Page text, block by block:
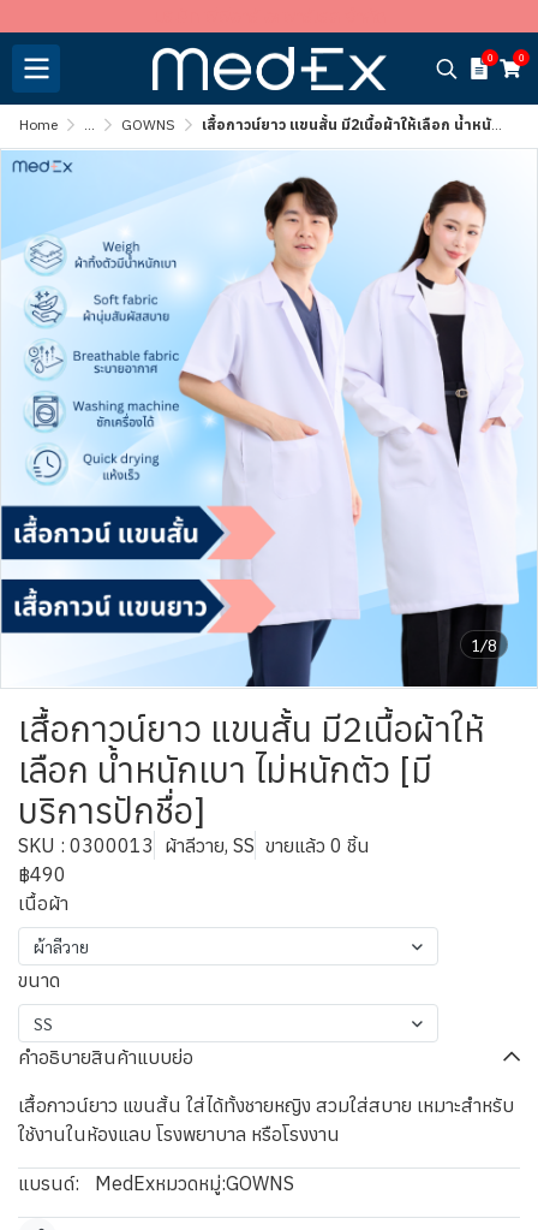
0 0
Home ... GOWNS เสื้อกาวน์ยาว แขนสั้น มี2เนื้อผ้าให้เลือก น้ำหนักเบา ไม่หนักตัว [มีบริการปักชื่อ]
1/8
เสื้อกาวน์ยาว แขนสั้น มี2เนื้อผ้าให้
เลือก น้ำหนักเบา ไม่หนักตัว [มี
บริการปักชื่อ]
SKU : 0300013 ผ้าลีวาย, SS ขายแล้ว 0 ชิ้น
฿490
เนื้อผ้า
ผ้าลีวาย
ขนาด
SS
คำอธิบายสินค้าแบบย่อ
เสื้อกาวน์ยาว แขนสั้น ใส่ได้ทั้งชายหญิง สวมใส่สบาย เหมาะสำหรับ
ใช้งานในห้องแลบ โรงพยาบาล หรือโรงงาน
แบรนด์: MedExหมวดหมู่:GOWNS